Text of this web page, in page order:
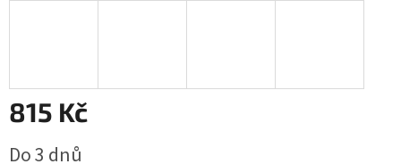
815 Kč
cena:
Do 3 dnů